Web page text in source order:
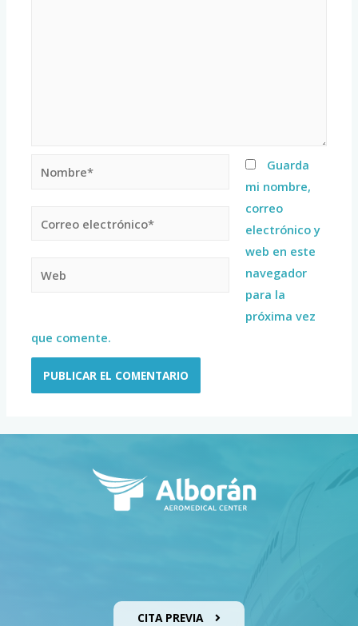
Guarda
mi nombre,
correo
electrónico y
web en este
navegador
para la
próxima vez
que comente.
CITA PREVIA